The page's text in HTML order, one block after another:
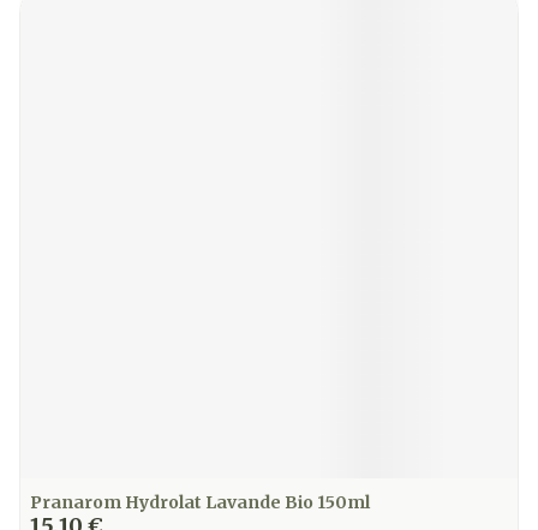
Pranarom Hydrolat Lavande Bio 150ml